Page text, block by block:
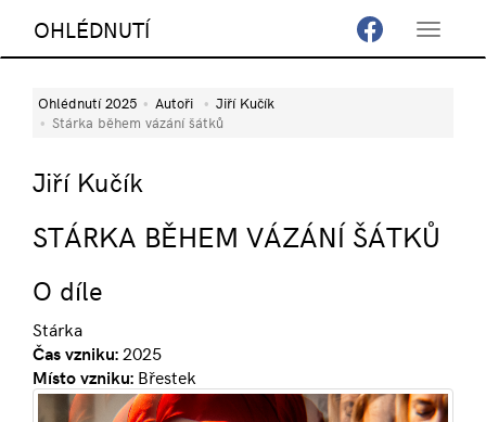
Toggle
OHLÉDNUTÍ
Ohlédnutí 2025 Autoři
Jiří Kučík
Stárka během vázání šátků
Jiří Kučík
STÁRKA BĚHEM VÁZÁNÍ ŠÁTKŮ
O díle
Stárka
Čas vzniku: 2025
Místo vzniku: Břestek